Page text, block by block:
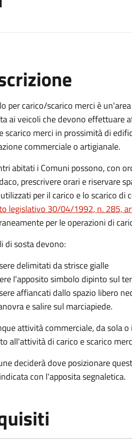
per carico/scarico merci è
ai veicoli che devono effettuare
scarico merci in prossimità di
commerciale o artigianale.
abitati i Comuni possono, con
prescrivere orari e riservare
per il carico e lo scarico di
legislativo 30/04/1992, n. 285,
per le operazioni di
di sosta devono:
delimitati da strisce gialle
l'apposito simbolo dipinto sul
affiancati dallo spazio libero
e salire sul marciapiede.
attività commerciale, da sola
all'attività di carico e scarico
deciderà dove posizionare
con l'apposita segnaletica.